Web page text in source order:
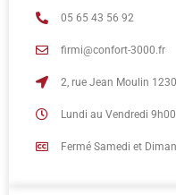
05 65 43 56 92
firmi@confort-3000.fr
2, rue Jean Moulin
Lundi au Vendredi
Fermé Samedi et